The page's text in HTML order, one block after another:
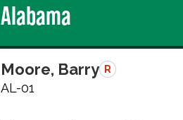
Alabama
Moore, Barry R
AL-01